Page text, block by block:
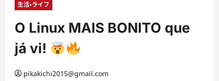
生活・ライフ
O Linux MAIS BONITO que
já vi!
pikakichi2015@gmail.com